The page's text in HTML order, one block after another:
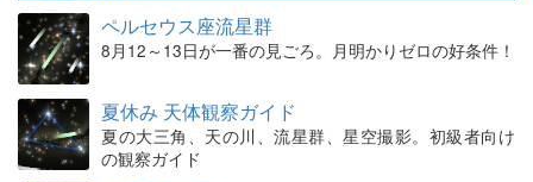
ペルセウス座流星群
8月12～13日が一番の見ごろ。月明かりゼロの好条件！
夏休み 天体観察ガイド
夏の大三角、天の川、流星群、星空撮影。初級者向け
の観察ガイド